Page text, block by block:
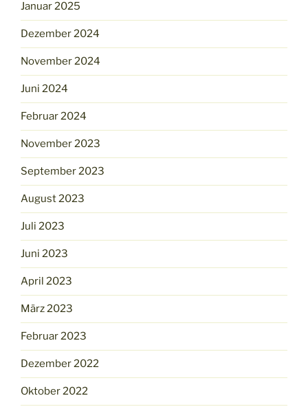
Januar 2025
Dezember 2024
November 2024
Juni 2024
Februar 2024
November 2023
September 2023
August 2023
Juli 2023
Juni 2023
April 2023
März 2023
Februar 2023
Dezember 2022
Oktober 2022